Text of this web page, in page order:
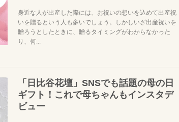
身近な人が出産した際には、お祝いの想いを込めて出産祝
いを贈るという人も多いでしょう。しかしいざ出産祝いを
贈ろうとしたときに、贈るタイミングがわからなかった
り、何...
「日比谷花壇」SNSでも話題の母の日
ギフト！これで母ちゃんもインスタデ
ビュー